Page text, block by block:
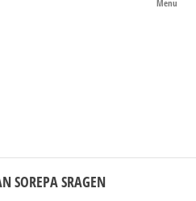
Menu
SOREPA SRAGEN